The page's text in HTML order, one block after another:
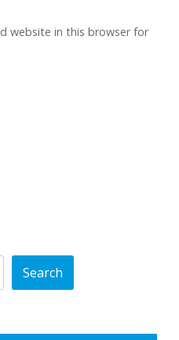
website in this browser for
Search